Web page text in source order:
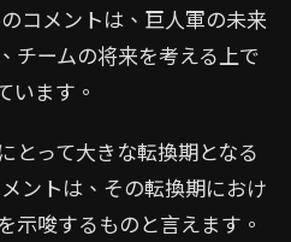
コメントは、巨人軍の未来
チームの将来を考える上で
います。
とって大きな転換期となる
ントは、その転換期におけ
示唆するものと言えます。